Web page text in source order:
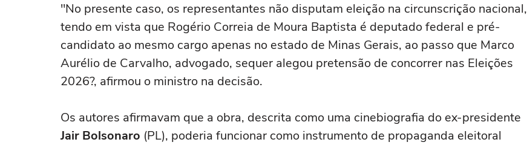
"No presente caso, os representantes não disputam eleição na circunscrição nacional,
tendo em vista que Rogério Correia de Moura Baptista é deputado federal e pré-
candidato ao mesmo cargo apenas no estado de Minas Gerais, ao passo que Marco
Aurélio de Carvalho, advogado, sequer alegou pretensão de concorrer nas Eleições
2026?, afirmou o ministro na decisão.
Os autores afirmavam que a obra, descrita como uma cinebiografia do ex-presidente
Jair Bolsonaro (PL), poderia funcionar como instrumento de propaganda eleitoral